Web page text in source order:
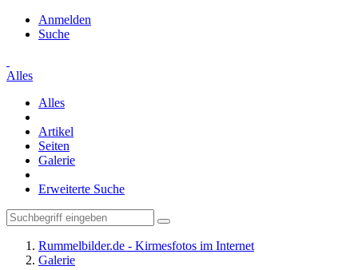
Anmelden
Suche
Alles
Alles
Artikel
Seiten
Galerie
Erweiterte Suche
Rummelbilder.de - Kirmesfotos im Internet
Galerie